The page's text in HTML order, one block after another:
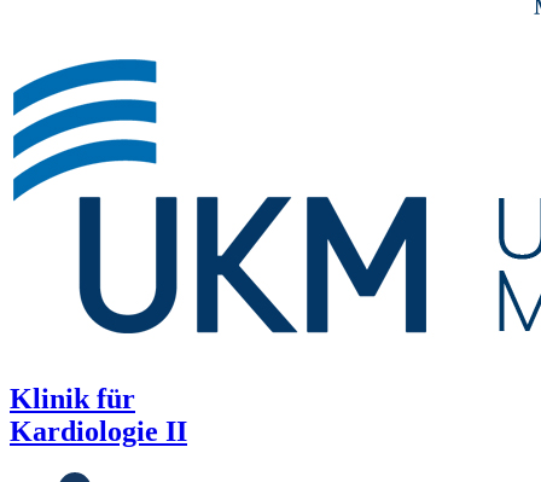
Klinik für
Kardiologie II